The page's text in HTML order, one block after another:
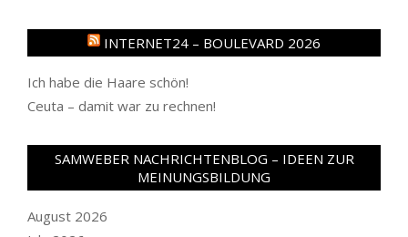
INTERNET24 – BOULEVARD 2026
Ich habe die Haare schön!
Ceuta – damit war zu rechnen!
SAMWEBER NACHRICHTENBLOG – IDEEN ZUR
MEINUNGSBILDUNG
August 2026